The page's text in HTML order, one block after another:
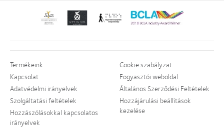
Learn
more
Silmo
díj
a
legjobb
termékért
–
Learn
more
the
Year”,
2013
Learn
more
Gyengénlátók
Országos
Szövetsége
Learn
more
2019
Termékeink
Kapcsolat
Adatvédelmi irányelvek
Szolgáltatási feltételek
Hozzászólásokkal kapcsolatos
irányelvek
Cookie szabályzat
Fogyasztói weboldal
Általános Szerződési Feltételek
Hozzájárulási beállítások
kezelése